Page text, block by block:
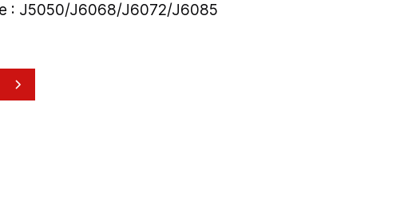
: J5050/J6068/J6072/J6085